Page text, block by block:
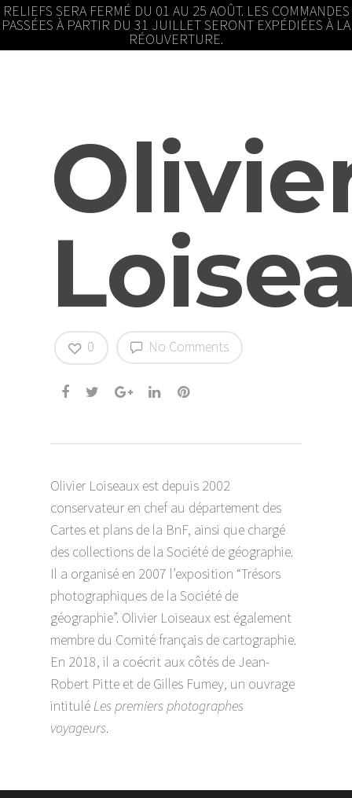
RELIEFS SERA FERMÉ DU 01 AU 25 AOÛT. LES COMMANDES
PASSÉES À PARTIR DU 31 JUILLET SERONT EXPÉDIÉES À LA
RÉOUVERTURE.
No Comments
0
Olivier Loiseaux est depuis 2002
conservateur en chef au département des
Cartes et plans de la BnF, ainsi que chargé
des collections de la Société de géographie.
Il a organisé en 2007 l’exposition “Trésors
photographiques de la Société de
géographie”. Olivier Loiseaux est également
membre du Comité français de cartographie.
En 2018, il a coécrit aux côtés de Jean-
Robert Pitte et de Gilles Fumey, un ouvrage
intituléLes premiers photographes
voyageurs.